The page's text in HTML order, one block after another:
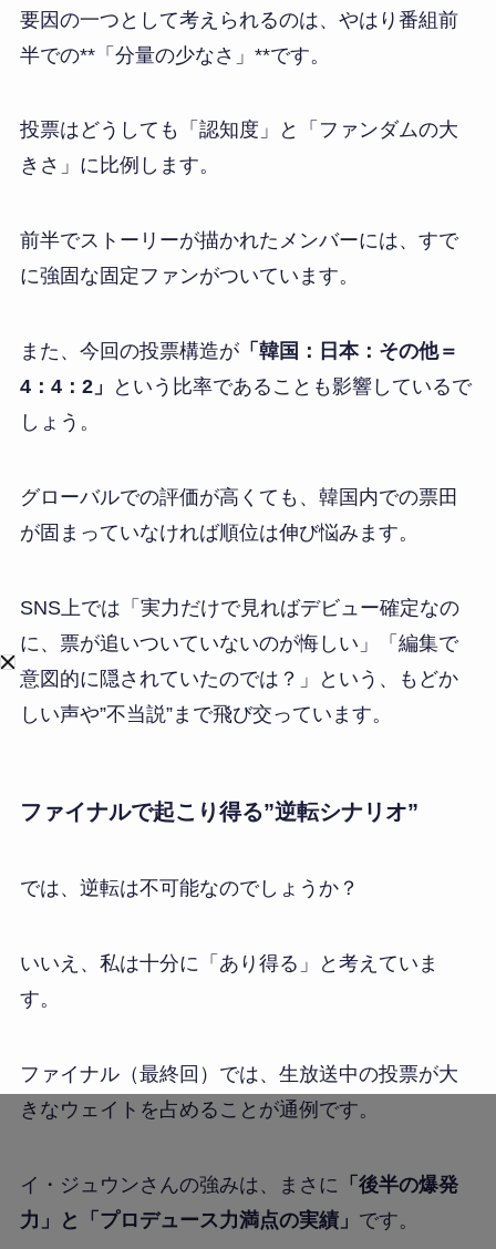
要因の一つとして考えられるのは、やはり番組前
半での**「分量の少なさ」**です。
投票はどうしても「認知度」と「ファンダムの大
きさ」に比例します。
前半でストーリーが描かれたメンバーには、すで
に強固な固定ファンがついています。
また、今回の投票構造が「韓国：日本：その他＝
4：4：2」
という比率であることも影響しているで
しょう。
グローバルでの評価が高くても、韓国内での票田
が固まっていなければ順位は伸び悩みます。
SNS上では「実力だけで見ればデビュー確定なの
に、票が追いついていないのが悔しい」「編集で
意図的に隠されていたのでは？」という、もどか
しい声や”不当説”まで飛び交っています。
ファイナルで起こり得る”逆転シナリオ”
では、逆転は不可能なのでしょうか？
いいえ、私は十分に「あり得る」と考えていま
す。
ファイナル（最終回）では、生放送中の投票が大
きなウェイトを占めることが通例です。
イ・ジュウンさんの強みは、まさに 「後半の爆発
力」と「プロデュース力満点の実績」 です。